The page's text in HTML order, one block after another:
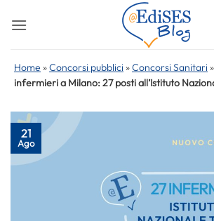
Home »Concorsi pubblici »Concorsi Sanitari »
infermieri a Milano: 27 posti all’Istituto
21
Ago